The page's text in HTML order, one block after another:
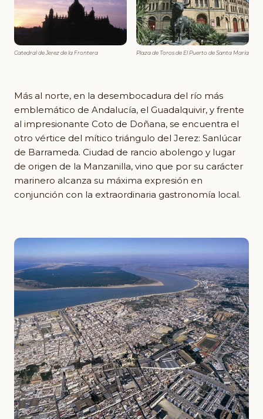
Catedral de Jerez de la Frontera Plaza de Toros de El Puerto de Santa María
Más al norte, en la desembocadura del río más
emblemático de Andalucía, el Guadalquivir, y frente
al impresionante Coto de Doñana, se encuentra el
otro vértice del mítico triángulo del Jerez: Sanlúcar
de Barrameda. Ciudad de rancio abolengo y lugar
de origen de la Manzanilla, vino que por su carácter
marinero alcanza su máxima expresión en
conjunción con la extraordinaria gastronomía local.